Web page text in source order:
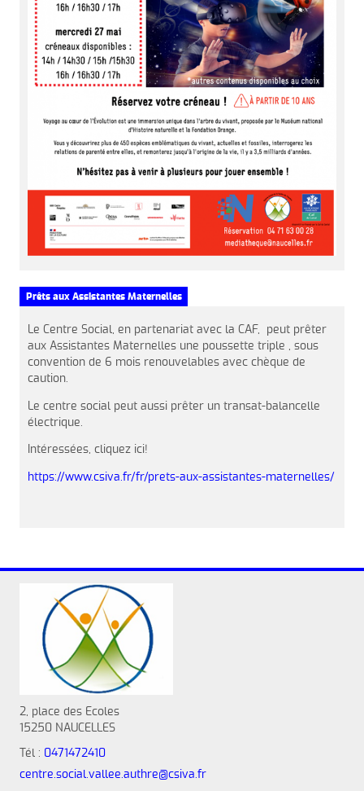
Prêts aux Assistantes Maternelles
Le Centre Social, en partenariat avec la CAF, peut prêter
aux Assistantes Maternelles une poussette triple , sous
convention de 6 mois renouvelables avec chèque de
caution.
Le centre social peut aussi prêter un transat-balancelle
électrique.
Intéressées, cliquez ici!
https://www.csiva.fr/fr/prets-aux-assistantes-maternelles/
2, place des Ecoles
15250 NAUCELLES
Tél : 0471472410
centre.social.vallee.authre@csiva.fr